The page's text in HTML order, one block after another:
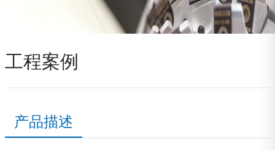
工程案例
产品描述